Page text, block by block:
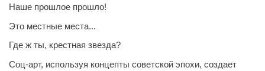
Наше прошлое прошло!
Это местные места...
Где ж ты, крестная звезда?
Соц-арт, используя концепты советской эпохи, создает